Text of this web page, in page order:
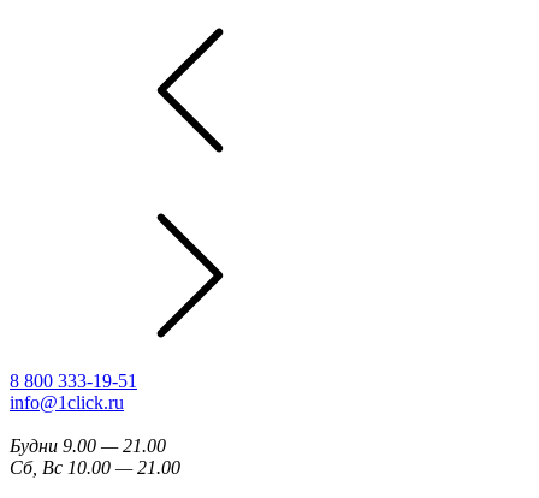
8 800 333-19-51
info@1click.ru
Будни 9.00 — 21.00
Сб, Вс 10.00 — 21.00